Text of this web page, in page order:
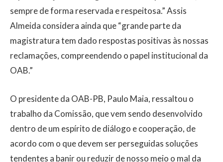
sempre de forma reservada e respeitosa.” Assis
Almeida considera ainda que “grande parte da
magistratura tem dado respostas positivas às nossas
reclamações, compreendendo o papel institucional da
OAB.”
O presidente da OAB-PB, Paulo Maia, ressaltou o
trabalho da Comissão, que vem sendo desenvolvido
dentro de um espírito de diálogo e cooperação, de
acordo com o que devem ser perseguidas soluções
tendentes a banir ou reduzir de nosso meio o mal da